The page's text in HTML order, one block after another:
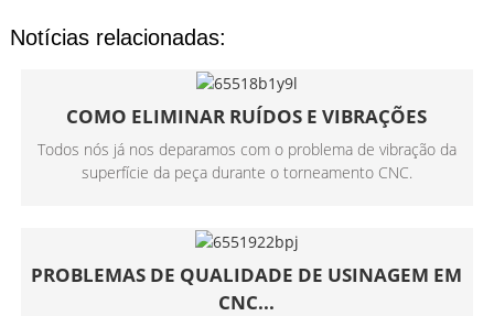
Notícias relacionadas:
COMO ELIMINAR RUÍDOS E VIBRAÇÕES
Todos nós já nos deparamos com o problema de vibração da
superfície da peça durante o torneamento CNC.
PROBLEMAS DE QUALIDADE DE USINAGEM EM
CNC...